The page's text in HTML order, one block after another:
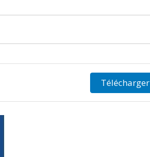
Télécharger